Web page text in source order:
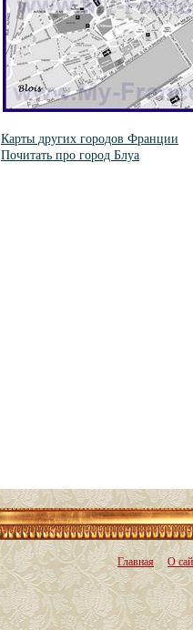
Карты других городов Франции
Почитать про город Блуа
Главная О